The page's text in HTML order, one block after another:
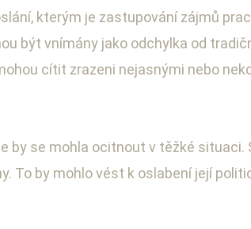
kterým je zastupování zájmů
být vnímány jako odchylka od
cítit zrazeni nejasnými nebo
by se mohla ocitnout v těžké
To by mohlo vést k oslabení její